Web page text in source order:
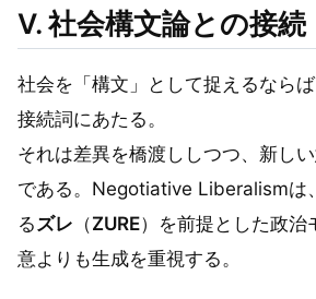
V. 社会構文論との接続
社会を「構文」として捉えるなら
接続詞にあたる。
それは差異を橋渡ししつつ、新し
である。Negotiative Liberalismは
るズレ （ZURE）を前提とした政治
意よりも生成を重視する。